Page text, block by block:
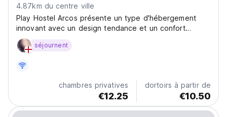
4.87km du centre ville
Play Hostel Arcos présente un type d'hébergement
innovant avec un design tendance et un confort
incomparable.
séjournent
chambres privatives
€12.25
dortoirs à partir de
€10.50